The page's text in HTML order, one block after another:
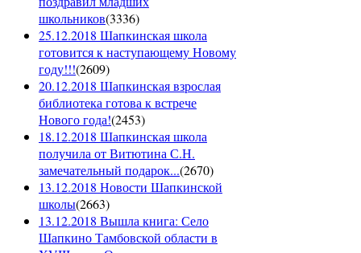
школьников(3336)
25.12.2018 Шапкинская школа
готовится к наступающему Новому
году!!!(2609)
20.12.2018 Шапкинская взрослая
библиотека готова к встрече
Нового года!(2453)
18.12.2018 Шапкинская школа
получила от Витютина С.Н.
замечательный подарок...(2670)
13.12.2018 Новости Шапкинской
школы(2663)
13.12.2018 Вышла книга: Село
Шапкино Тамбовской области в